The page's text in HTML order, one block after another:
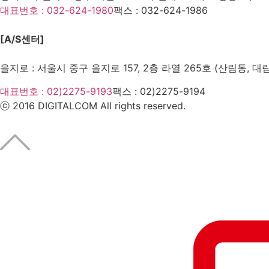
대표번호 : 032-624-1980팩스 : 032-624-1986
[A/S센터]
을지로 : 서울시 중구 을지로 157, 2층 라열 265호 (산림동, 대
대표번호 : 02)2275-9193팩스 : 02)2275-9194​
ⓒ 2016 DIGITALCOM All rights reserved.